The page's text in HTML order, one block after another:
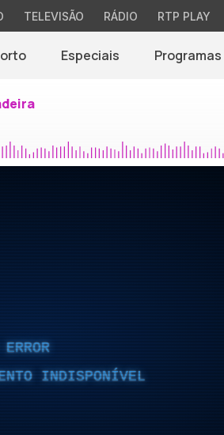
TELEVISÃO RÁDIO RTP PLAY
Especiais Programas
INDISPONÍVEL